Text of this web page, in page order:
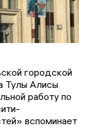
городской
Тулы Алисы
работу по
вспоминает